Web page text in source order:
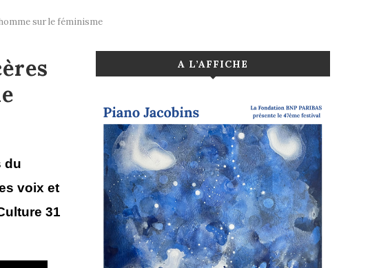
sur le féminisme
du
voix et
31
A L’AFFICHE